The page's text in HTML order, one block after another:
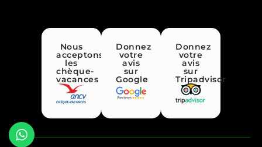
Nous
acceptons
les
chèque-
vacances
Donnez
votre
avis
sur
Google
Donnez
votre
avis
sur
Tripadvisor